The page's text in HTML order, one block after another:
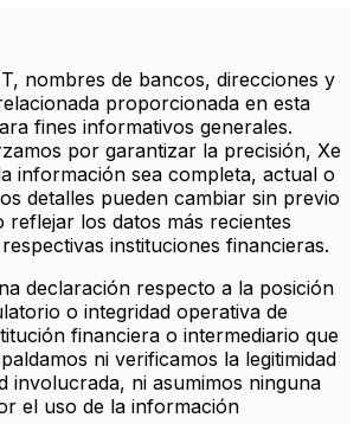
nombres de bancos, direcciones y
proporcionada en esta
fines informativos generales.
por garantizar la precisión, Xe
información sea completa, actual o
detalles pueden cambiar sin previo
reflejar los datos más recientes
instituciones financieras.
declaración respecto a la posición
o integridad operativa de
financiera o intermediario que
ni verificamos la legitimidad
involucrada, ni asumimos ninguna
el uso de la información